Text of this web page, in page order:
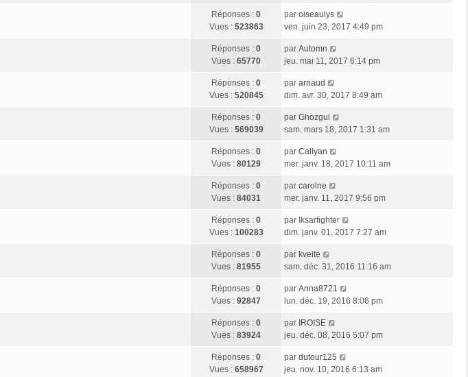
Réponses : 0
Vues : 523863
par oiseaulys
ven. juin 23, 2017 4:49 pm
Réponses : 0
Vues : 65770
par Automn
jeu. mai 11, 2017 6:14 pm
Réponses : 0
Vues : 520845
par arnaud
dim. avr. 30, 2017 8:49 am
Réponses : 0
Vues : 569039
par Ghozgul
sam. mars 18, 2017 1:31 am
Réponses : 0
Vues : 80129
par Callyan
mer. janv. 18, 2017 10:11 am
Réponses : 0
Vues : 84031
par carolne
mer. janv. 11, 2017 9:56 pm
Réponses : 0
Vues : 100283
par Iksarfighter
dim. janv. 01, 2017 7:27 am
Réponses : 0
Vues : 81955
par kveite
sam. déc. 31, 2016 11:16 am
Réponses : 0
Vues : 92847
par Anna8721
lun. déc. 19, 2016 8:06 pm
Réponses : 0
Vues : 83924
par IROISE
jeu. déc. 08, 2016 5:07 pm
Réponses : 0
Vues : 658967
par dutour125
jeu. nov. 10, 2016 6:13 am